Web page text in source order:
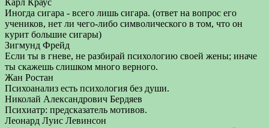
Карл Краус
Иногда сигара - всего лишь сигара. (ответ на вопрос его
учеников, нет ли чего-либо символического в том, что он
курит большие сигары)
Зигмунд Фрейд
Если ты в гневе, не разбирай психологию своей жены; иначе
ты скажешь слишком много верного.
Жан Ростан
Психоанализ есть психология без души.
Николай Александрович Бердяев
Психиатр: предсказатель мотивов.
Леонард Луис Левинсон